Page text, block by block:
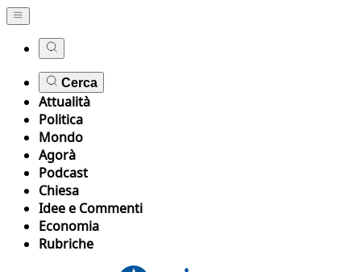
Cerca
Attualità
Politica
Mondo
Agorà
Podcast
Chiesa
Idee e Commenti
Economia
Rubriche